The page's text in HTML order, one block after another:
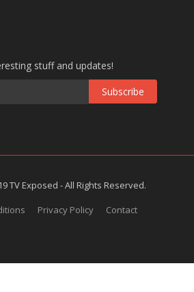
stuff and updates!
Subscribe
TV Exposed - All Rights Reserved.
Privacy Policy Contact